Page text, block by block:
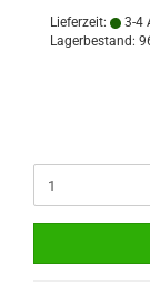
Lieferzeit: 3-4
Lagerbestand: